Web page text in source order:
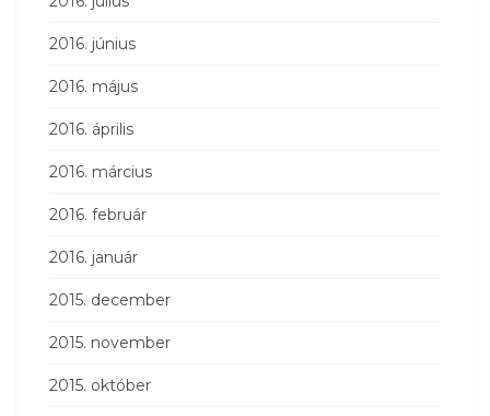
2016. június
2016. május
2016. április
2016. március
2016. február
2016. január
2015. december
2015. november
2015. október